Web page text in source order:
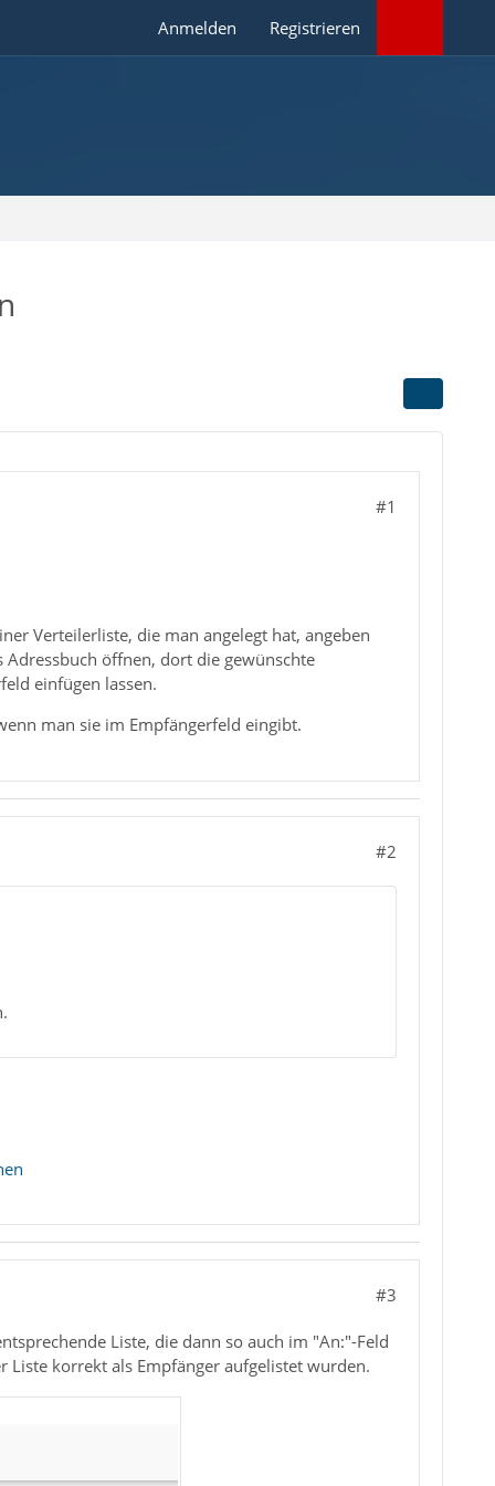
Anmelden Registrieren
#1
Verteilerliste, die man angelegt hat, angeben
öffnen, dort die gewünschte
einfügen lassen.
man sie im Empfängerfeld eingibt.
#2
#3
Liste, die dann so auch im "An:"-Feld
korrekt als Empfänger aufgelistet wurden.